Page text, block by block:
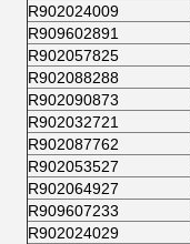
R902024009
R909602891
R902057825
R902088288
R902090873
R902032721
R902087762
R902053527
R902064927
R909607233
R902024029